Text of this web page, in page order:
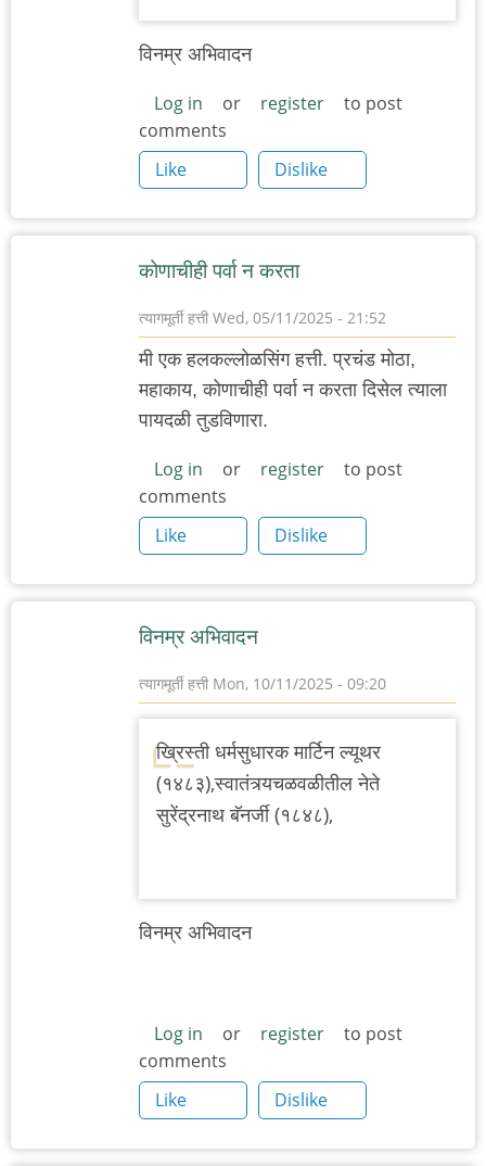
विनम्र अभिवादन
Log in or register
to post
comments
Like
Dislike
कोणाचीही पर्वा न करता
त्यागमूर्ती हत्ती Wed, 05/11/2025 - 21:52
मी एक हलकल्लोळसिंग हत्ती. प्रचंड मोठा,
महाकाय, कोणाचीही पर्वा न करता दिसेल त्याला
पायदळी तुडविणारा.
Log in or register
to post
comments
Like
Dislike
विनम्र अभिवादन
त्यागमूर्ती हत्ती Mon, 10/11/2025 - 09:20
ख्रिस्ती धर्मसुधारक मार्टिन ल्यूथर
(१४८३),स्वातंत्र्यचळवळीतील नेते
सुरेंद्रनाथ बॅनर्जी (१८४८),
विनम्र अभिवादन
Log in or register
to post
comments
Like
Dislike